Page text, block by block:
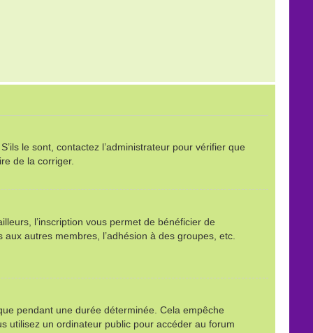
le sont, contactez l’administrateur pour vérifier que
de la corriger.
l’inscription vous permet de bénéficier de
autres membres, l’adhésion à des groupes, etc.
pendant une durée déterminée. Cela empêche
utilisez un ordinateur public pour accéder au forum